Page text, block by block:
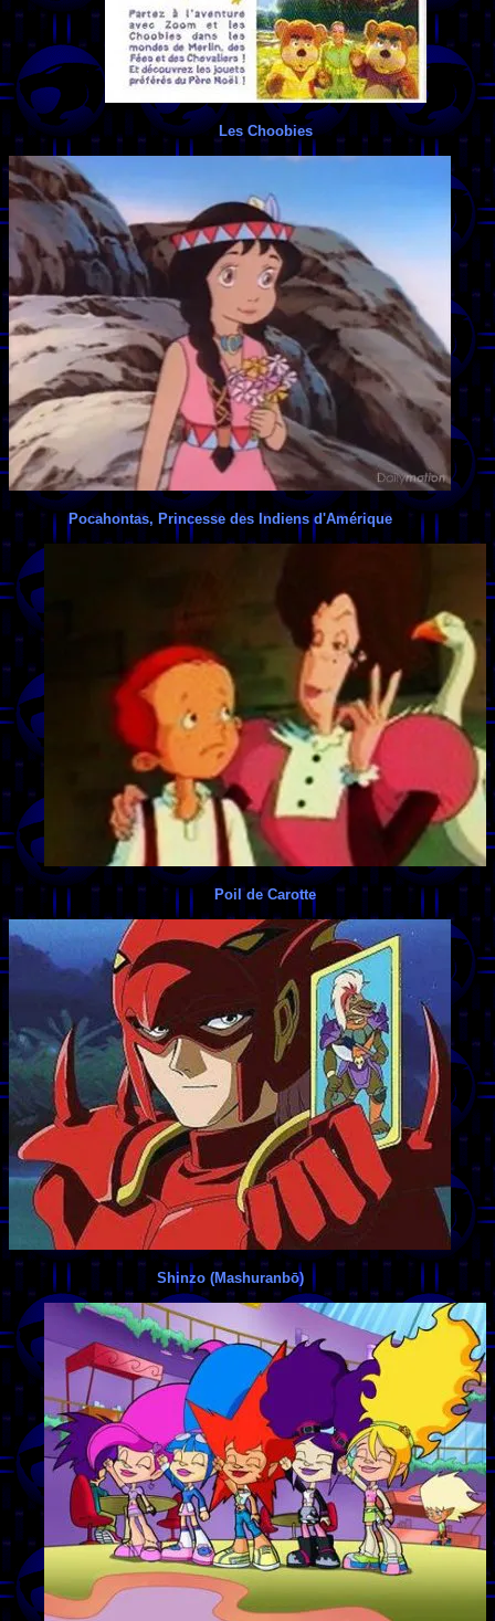
Les Choobies
Pocahontas, Princesse des Indiens d'Amérique
Poil de Carotte
Shinzo (Mashuranbō)